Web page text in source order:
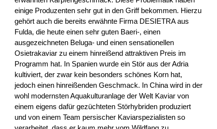
einige Produzenten sehr gut in den Griff bekommen. Hierzu
gehört auch die bereits erwähnte Firma DESIETRA aus
Fulda, die heute einen sehr guten Baeri-, einen
ausgezeichneten Beluga- und einen sensationellen
Osietrakaviar zu einem hinreißend attraktiven Preis im
Programm hat. In Spanien wurde ein Stör aus der Adria
kultiviert, der zwar kein besonders schönes Korn hat,
jedoch einen hinreißenden Geschmack. In China wird in der
wohl modernsten Aquakulturanlage der Welt Kaviar von
einem eigens dafür gezüchteten Störhybriden produziert
und von einem Team persischer Kaviarspezialisten so